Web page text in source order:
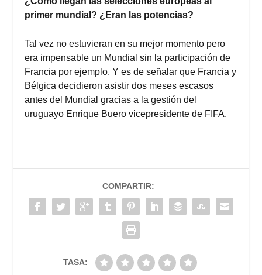
primer mundial? ¿Eran las potencias?
Tal vez no estuvieran en su mejor momento pero
era impensable un Mundial sin la participación de
Francia por ejemplo. Y es de señalar que Francia y
Bélgica decidieron asistir dos meses escasos
antes del Mundial gracias a la gestión del
uruguayo Enrique Buero vicepresidente de FIFA.
COMPARTIR:
TASA: